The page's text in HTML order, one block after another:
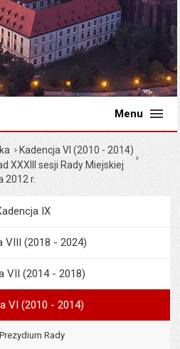
Menu
Kadencja VI (2010 - 2014)
XXXIII sesji Rady Miejskiej
2012 r.
Menu
IX
VIII (2018 - 2024)
VII (2014 - 2018)
VI (2010 - 2014)
Prezydium Rady